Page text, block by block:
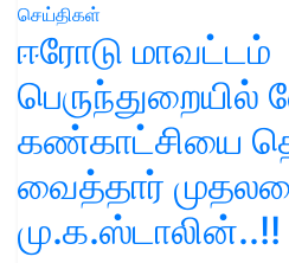
செய்திகள்
ஈரோடு மாவட்டம்
கண்காட்சியை
வைத்தார்
மு.க.ஸ்டாலின்..!!